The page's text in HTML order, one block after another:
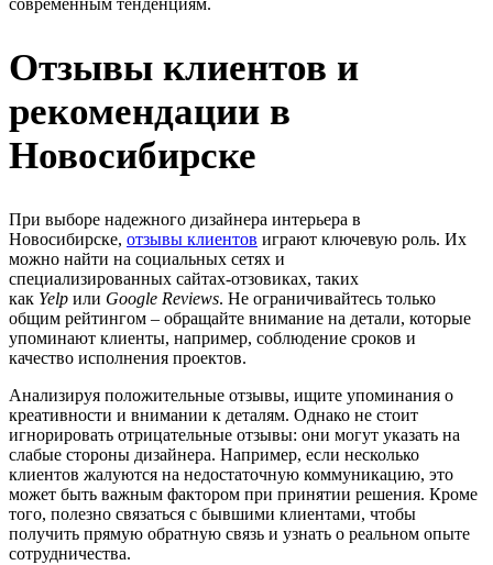
современным тенденциям.
Отзывы клиентов и
рекомендации в
Новосибирске
При выборе надежного дизайнера интерьера в
Новосибирске, отзывы клиентов играют ключевую роль. Их
можно найти на социальных сетях и
специализированных сайтах-отзовиках, таких
как Yelp или Google Reviews. Не ограничивайтесь только
общим рейтингом – обращайте внимание на детали, которые
упоминают клиенты, например, соблюдение сроков и
качество исполнения проектов.
Анализируя положительные отзывы, ищите упоминания о
креативности и внимании к деталям. Однако не стоит
игнорировать отрицательные отзывы: они могут указать на
слабые стороны дизайнера. Например, если несколько
клиентов жалуются на недостаточную коммуникацию, это
может быть важным фактором при принятии решения. Кроме
того, полезно связаться с бывшими клиентами, чтобы
получить прямую обратную связь и узнать о реальном опыте
сотрудничества.